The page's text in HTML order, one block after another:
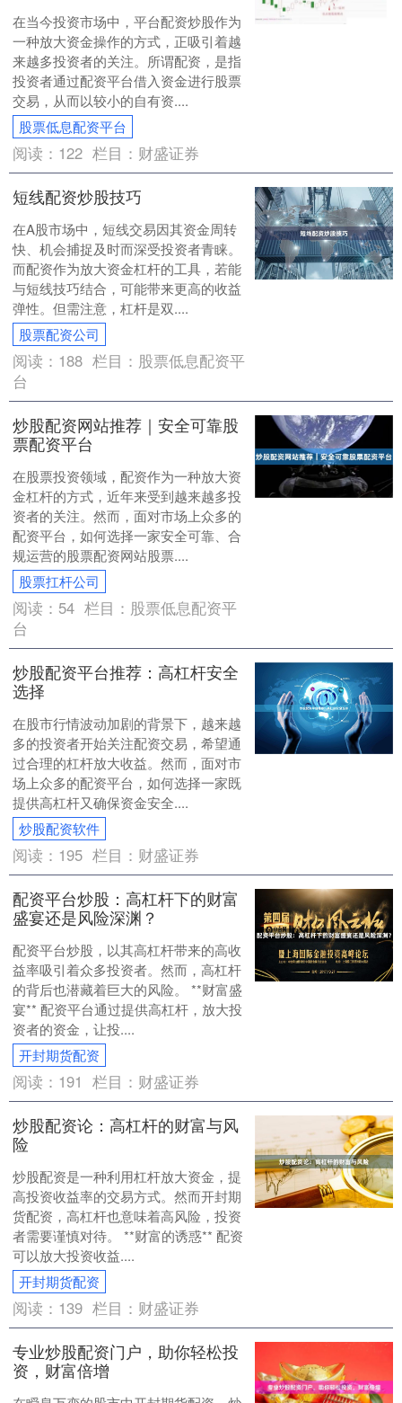
在当今投资市场中，平台配资炒股作为
一种放大资金操作的方式，正吸引着越
来越多投资者的关注。所谓配资，是指
投资者通过配资平台借入资金进行股票
交易，从而以较小的自有资....
股票低息配资平台
阅读： 122 栏目： 财盛证券
短线配资炒股技巧
在A股市场中，短线交易因其资金周转
快、机会捕捉及时而深受投资者青睐。
而配资作为放大资金杠杆的工具，若能
与短线技巧结合，可能带来更高的收益
弹性。但需注意，杠杆是双....
股票配资公司
阅读： 188 栏目： 股票低息配资平
台
炒股配资网站推荐｜安全可靠股
票配资平台
在股票投资领域，配资作为一种放大资
金杠杆的方式，近年来受到越来越多投
资者的关注。然而，面对市场上众多的
配资平台，如何选择一家安全可靠、合
规运营的股票配资网站股票....
股票扛杆公司
阅读： 54 栏目： 股票低息配资平
台
炒股配资平台推荐：高杠杆安全
选择
在股市行情波动加剧的背景下，越来越
多的投资者开始关注配资交易，希望通
过合理的杠杆放大收益。然而，面对市
场上众多的配资平台，如何选择一家既
提供高杠杆又确保资金安全....
炒股配资软件
阅读： 195 栏目： 财盛证券
配资平台炒股：高杠杆下的财富
盛宴还是风险深渊？
配资平台炒股，以其高杠杆带来的高收
益率吸引着众多投资者。然而，高杠杆
的背后也潜藏着巨大的风险。 **财富盛
宴** 配资平台通过提供高杠杆，放大投
资者的资金，让投....
开封期货配资
阅读： 191 栏目： 财盛证券
炒股配资论：高杠杆的财富与风
险
炒股配资是一种利用杠杆放大资金，提
高投资收益率的交易方式。然而开封期
货配资，高杠杆也意味着高风险，投资
者需要谨慎对待。 **财富的诱惑** 配资
可以放大投资收益....
开封期货配资
阅读： 139 栏目： 财盛证券
专业炒股配资门户，助你轻松投
资，财富倍增